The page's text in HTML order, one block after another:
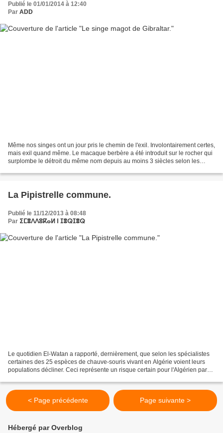
Publié le 01/01/2014 à 12:40
Par ADD
Même nos singes ont un jour pris le chemin de l'exil. Involontairement certes,
mais exil quand même. Le macaque berbère a été introduit sur le rocher qui
surplombe le détroit du même nom depuis au moins 3 siècles selon les
La Pipistrelle commune.
Publié le 11/12/2013 à 08:48
Par ⵉⵎⴻⴷⴷⵓⴽⴰⵍ ⵏ ⵊⴻⵕⵊⴻⵕ
Le quotidien El-Watan a rapporté, dernièrement, que selon les spécialistes
certaines des 25 espèces de chauve-souris vivant en Algérie voient leurs
populations décliner. Ceci représente un risque certain pour l'Algérien parce
< Page précédente Page suivante >
Hébergé par Overblog